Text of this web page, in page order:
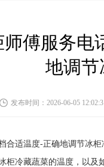
傅服务电
地调节
发布时间：2026-06-05
合适温度-正确地调节冰
柜冷藏蔬菜的温度，以